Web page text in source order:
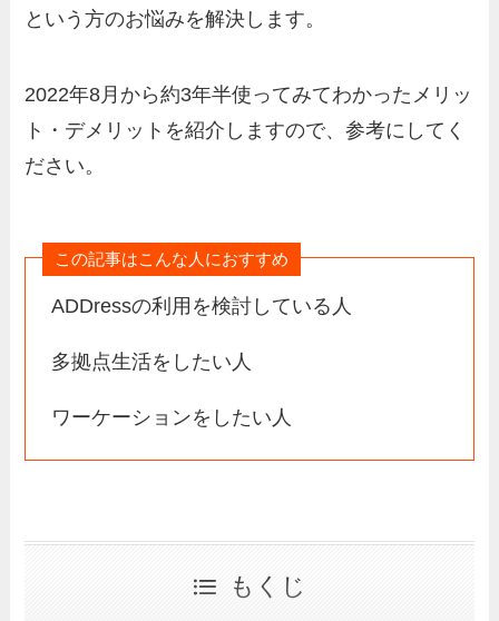
という方のお悩みを解決します。
2022年8月から約3年半使ってみてわかったメリッ
ト・デメリットを紹介しますので、参考にしてく
ださい。
この記事はこんな人におすすめ
ADDressの利用を検討している人
多拠点生活をしたい人
ワーケーションをしたい人
もくじ